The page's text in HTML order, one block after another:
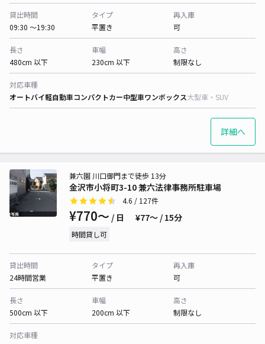
貸出時間
09:30 〜19:30
タイプ
平置き
再入庫
可
長さ
480cm 以下
車幅
230cm 以下
高さ
制限なし
対応車種
オートバイ軽自動車コンパクトカー中型車ワンボックス大型車・SUV
詳細へ
金沢市小将町3-10 兼六法律事務所駐車場
兼六園 川口御門まで徒歩 13分
4.6 / 127件
¥770〜 / 日 ¥77〜 / 15分
時間貸し可
貸出時間
24時間営業
タイプ
平置き
再入庫
可
長さ
500cm 以下
車幅
200cm 以下
高さ
制限なし
対応車種